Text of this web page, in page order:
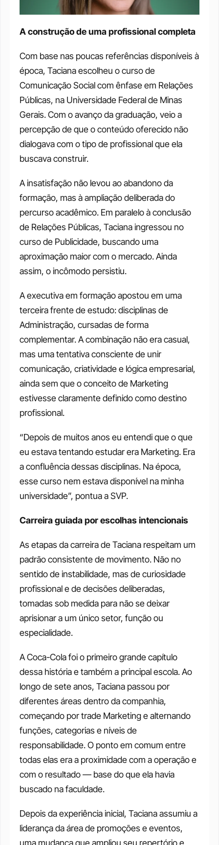
A construção de uma profissional completa
Com base nas poucas referências disponíveis à
época, Taciana escolheu o curso de
Comunicação Social com ênfase em Relações
Públicas, na Universidade Federal de Minas
Gerais. Com o avanço da graduação, veio a
percepção de que o conteúdo oferecido não
dialogava com o tipo de profissional que ela
buscava construir.
A insatisfação não levou ao abandono da
formação, mas à ampliação deliberada do
percurso acadêmico. Em paralelo à conclusão
de Relações Públicas, Taciana ingressou no
curso de Publicidade, buscando uma
aproximação maior com o mercado. Ainda
assim, o incômodo persistiu.
A executiva em formação apostou em uma
terceira frente de estudo: disciplinas de
Administração, cursadas de forma
complementar. A combinação não era casual,
mas uma tentativa consciente de unir
comunicação, criatividade e lógica empresarial,
ainda sem que o conceito de Marketing
estivesse claramente definido como destino
profissional.
“Depois de muitos anos eu entendi que o que
eu estava tentando estudar era Marketing. Era
a confluência dessas disciplinas. Na época,
esse curso nem estava disponível na minha
universidade”, pontua a SVP.
Carreira guiada por escolhas intencionais
As etapas da carreira de Taciana respeitam um
padrão consistente de movimento. Não no
sentido de instabilidade, mas de curiosidade
profissional e de decisões deliberadas,
tomadas sob medida para não se deixar
aprisionar a um único setor, função ou
especialidade.
A Coca-Cola foi o primeiro grande capítulo
dessa história e também a principal escola. Ao
longo de sete anos, Taciana passou por
diferentes áreas dentro da companhia,
começando por trade Marketing e alternando
funções, categorias e níveis de
responsabilidade. O ponto em comum entre
todas elas era a proximidade com a operação e
com o resultado — base do que ela havia
buscado na faculdade.
Depois da experiência inicial, Taciana assumiu a
liderança da área de promoções e eventos,
uma mudança que ampliou seu repertório e